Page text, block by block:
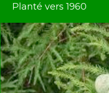
Planté vers 1960